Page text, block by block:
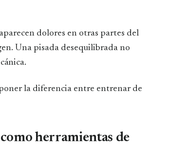
dolores en otras partes del
Una pisada desequilibrada no
la diferencia entre entrenar de
herramientas de